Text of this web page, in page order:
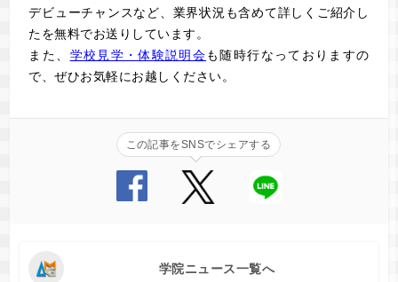
デビューチャンスなど、業界状況も含めて詳しくご紹介し
たを無料でお送りしています。
また、 学校見学・体験説明会も随時行なっておりますの
で、ぜひお気軽にお越しください。
この記事をSNSでシェアする
学院ニュース一覧へ